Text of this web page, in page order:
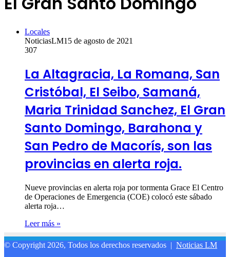
Locales
NoticiasLM15 de agosto de 2021
307
La Altagracia, La Romana, San
Cristóbal, El Seibo, Samaná,
Maria Trinidad Sanchez, El Gran
Santo Domingo, Barahona y
San Pedro de Macorís, son las
provincias en alerta roja.
Nueve provincias en alerta roja por tormenta Grace El Centro
de Operaciones de Emergencia (COE) colocó este sábado
alerta roja…
Leer más »
© Copyright 2026, Todos los derechos reservados | Noticias LM